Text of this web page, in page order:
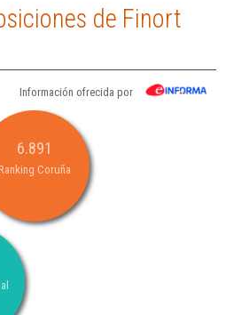
de Finort
Información ofrecida por
6.891
Ranking Coruña